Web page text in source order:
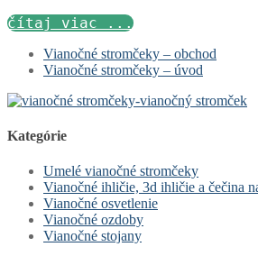
čítaj viac ...
Vianočné stromčeky – obchod
Vianočné stromčeky – úvod
Kategórie
Umelé vianočné stromčeky
Vianočné ihličie, 3d ihličie a čečina
Vianočné osvetlenie
Vianočné ozdoby
Vianočné stojany